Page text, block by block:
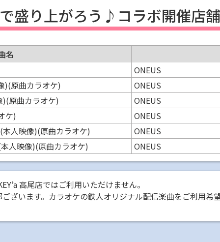
盛り上がろう♪コラボ開催
名
ONEUS
)(原曲カラオケ)
ONEUS
原曲カラオケ)
ONEUS
ケ)
ONEUS
人映像)(原曲カラオケ)
ONEUS
人映像)(原曲カラオケ)
ONEUS
高尾店ではご利用いただけません。
ざいます。カラオケの鉄人オリジナル配信楽曲をご利用希